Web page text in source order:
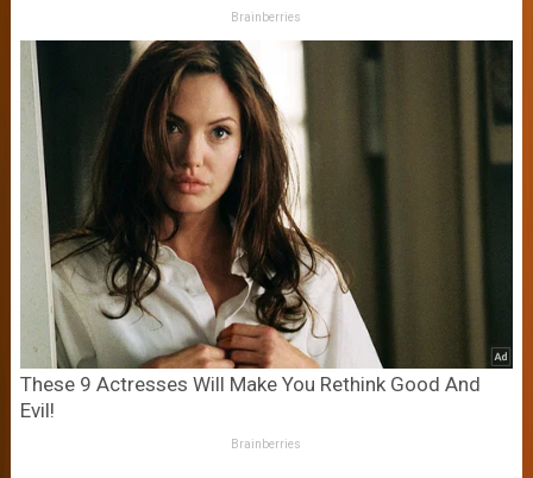
Brainberries
These 9 Actresses Will Make You Rethink Good And
Evil!
Brainberries